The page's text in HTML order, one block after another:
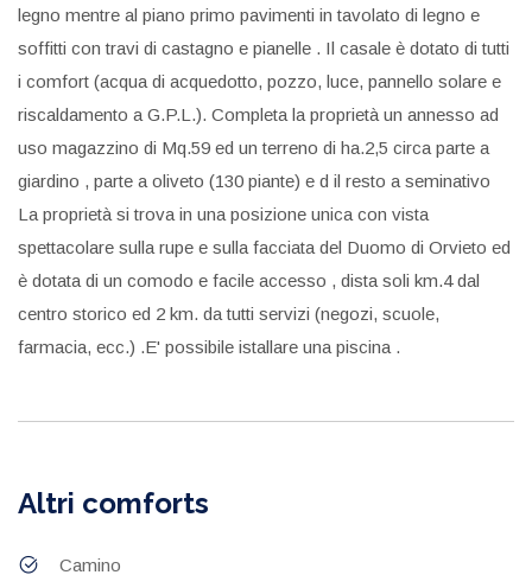
legno mentre al piano primo pavimenti in tavolato di legno e
soffitti con travi di castagno e pianelle . Il casale è dotato di tutti
i comfort (acqua di acquedotto, pozzo, luce, pannello solare e
riscaldamento a G.P.L.). Completa la proprietà un annesso ad
uso magazzino di Mq.59 ed un terreno di ha.2,5 circa parte a
giardino , parte a oliveto (130 piante) e d il resto a seminativo
La proprietà si trova in una posizione unica con vista
spettacolare sulla rupe e sulla facciata del Duomo di Orvieto ed
è dotata di un comodo e facile accesso , dista soli km.4 dal
centro storico ed 2 km. da tutti servizi (negozi, scuole,
farmacia, ecc.) .E' possibile istallare una piscina .
Altri comforts
Camino